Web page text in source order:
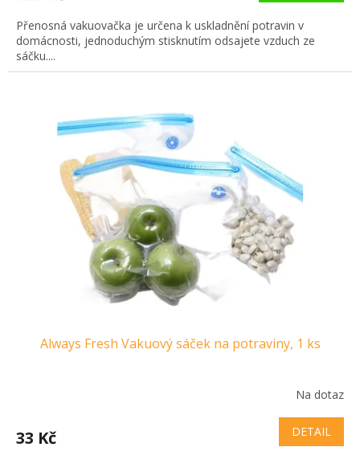
Přenosná vakuovačka je určena k uskladnění potravin v
domácnosti, jednoduchým stisknutím odsajete vzduch ze
sáčku....
Always Fresh Vakuový sáček na potraviny, 1 ks
Na dotaz
33 Kč DETAIL